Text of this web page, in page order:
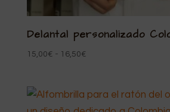
Delantal personalizado
15,00€ - 16,50€
desde
15,00€